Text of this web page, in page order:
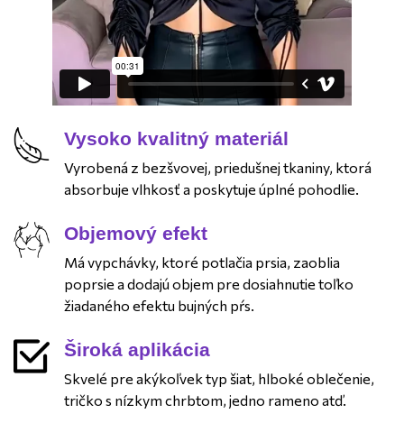
Vysoko kvalitný materiál
Vyrobená z bezšvovej, priedušnej tkaniny, ktorá
absorbuje vlhkosť a poskytuje úplné pohodlie.
Objemový efekt
Má vypchávky, ktoré potlačia prsia, zaoblia
poprsie a dodajú objem pre dosiahnutie toľko
žiadaného efektu bujných pŕs.
Široká aplikácia
Skvelé pre akýkoľvek typ šiat, hlboké oblečenie,
tričko s nízkym chrbtom, jedno rameno atď.